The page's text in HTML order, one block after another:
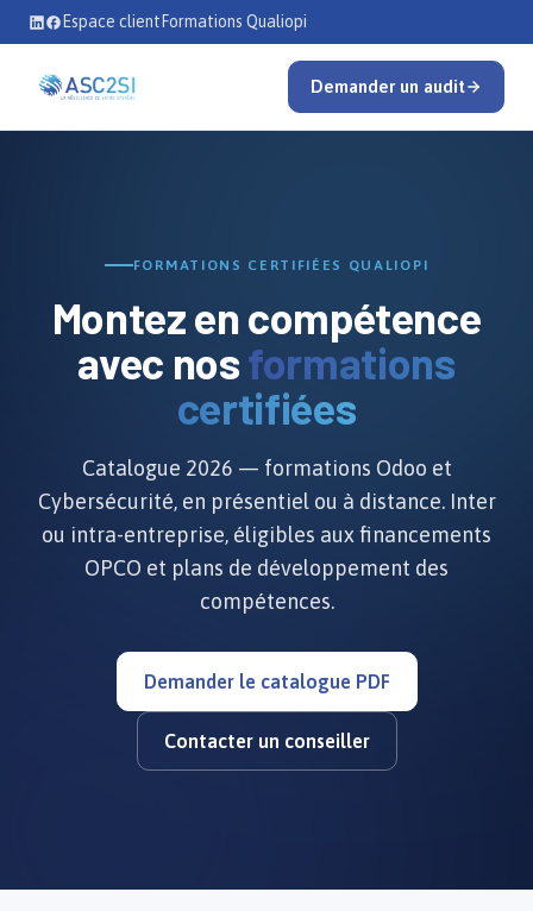
Se rendre au contenu
Espace client Formations Qualiopi
Demander un audit
FORMATIONS CERTIFIÉES QUALIOPI
Montez en compétence
avec nosformations
certifiées
Catalogue 2026 — formations Odoo et
Cybersécurité, en présentiel ou à distance. Inter
ou intra-entreprise, éligibles aux financements
OPCO et plans de développement des
compétences.
Demander le catalogue PDF
Contacter un conseiller